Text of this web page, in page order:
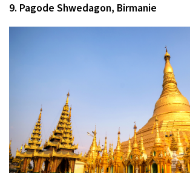
9. Pagode Shwedagon, Birmanie